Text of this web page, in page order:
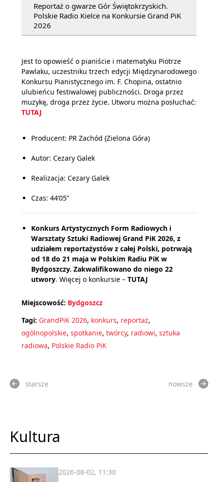
Reportaż o gwarze Gór Świętokrzyskich.
Polskie Radio Kielce na Konkursie Grand PiK
2026
Jest to opowieść o pianiście i matematyku Piotrze
Pawlaku, uczestniku trzech edycji Międzynarodowego
Konkursu Pianistycznego im. F. Chopina, ostatnio
ulubieńcu festiwalowej publiczności. Droga przez
muzykę, droga przez życie. Utworu można posłuchać:
TUTAJ
Producent: PR Zachód (Zielona Góra)
Autor: Cezary Galek
Realizacja: Cezary Galek
Czas: 44’05”
Konkurs Artystycznych Form Radiowych i
Warsztaty Sztuki Radiowej Grand PiK 2026, z
udziałem reportażystów z całej Polski, potrwają
od 18 do 21 maja w Polskim Radiu PiK w
Bydgoszczy. Zakwalifikowano do niego 22
utwory. Więcej o konkursie – TUTAJ
Miejscowość: Bydgoszcz
Tagi: GrandPiK 2026, konkurs, reportaż,
ogólnopolskie, spotkanie, twórcy, radiowi, sztuka
radiowa, Polskie Radio PiK
starsze nowsze
Kultura
2026-08-02, 11:30